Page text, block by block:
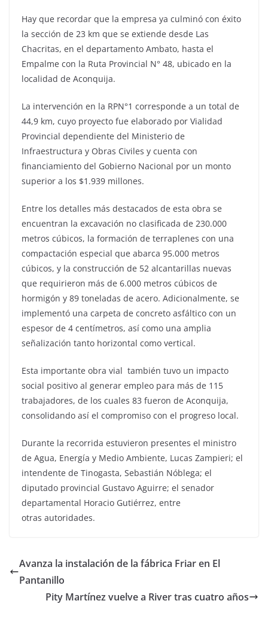
Hay que recordar que la empresa ya culminó con éxito
la sección de 23 km que se extiende desde Las
Chacritas, en el departamento Ambato, hasta el
Empalme con la Ruta Provincial N° 48, ubicado en la
localidad de Aconquija.
La intervención en la RPN°1 corresponde a un total de
44,9 km, cuyo proyecto fue elaborado por Vialidad
Provincial dependiente del Ministerio de
Infraestructura y Obras Civiles y cuenta con
financiamiento del Gobierno Nacional por un monto
superior a los $1.939 millones.
Entre los detalles más destacados de esta obra se
encuentran la excavación no clasificada de 230.000
metros cúbicos, la formación de terraplenes con una
compactación especial que abarca 95.000 metros
cúbicos, y la construcción de 52 alcantarillas nuevas
que requirieron más de 6.000 metros cúbicos de
hormigón y 89 toneladas de acero. Adicionalmente, se
implementó una carpeta de concreto asfáltico con un
espesor de 4 centímetros, así como una amplia
señalización tanto horizontal como vertical.
Esta importante obra vial también tuvo un impacto
social positivo al generar empleo para más de 115
trabajadores, de los cuales 83 fueron de Aconquija,
consolidando así el compromiso con el progreso local.
Durante la recorrida estuvieron presentes el ministro
de Agua, Energía y Medio Ambiente, Lucas Zampieri; el
intendente de Tinogasta, Sebastián Nóblega; el
diputado provincial Gustavo Aguirre; el senador
departamental Horacio Gutiérrez, entre
otras autoridades.
Avanza la instalación de la fábrica Friar en El
Pantanillo
Pity Martínez vuelve a River tras cuatro años